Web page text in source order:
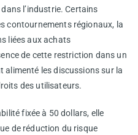
l’industrie. Certains
contournements régionaux, la
liées aux achats
de cette restriction dans un
alimenté les discussions sur la
des utilisateurs.
fixée à 50 dollars, elle
de réduction du risque